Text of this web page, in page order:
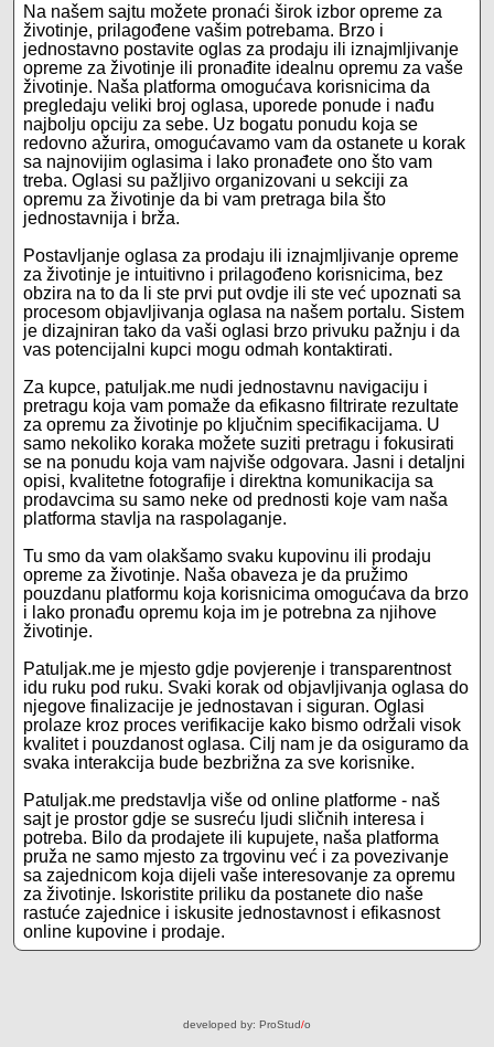
Na našem sajtu možete pronaći širok izbor opreme za
životinje, prilagođene vašim potrebama. Brzo i
jednostavno postavite oglas za prodaju ili iznajmljivanje
opreme za životinje ili pronađite idealnu opremu za vaše
životinje. Naša platforma omogućava korisnicima da
pregledaju veliki broj oglasa, uporede ponude i nađu
najbolju opciju za sebe. Uz bogatu ponudu koja se
redovno ažurira, omogućavamo vam da ostanete u korak
sa najnovijim oglasima i lako pronađete ono što vam
treba. Oglasi su pažljivo organizovani u sekciji za
opremu za životinje da bi vam pretraga bila što
jednostavnija i brža.
Postavljanje oglasa za prodaju ili iznajmljivanje opreme
za životinje je intuitivno i prilagođeno korisnicima, bez
obzira na to da li ste prvi put ovdje ili ste već upoznati sa
procesom objavljivanja oglasa na našem portalu. Sistem
je dizajniran tako da vaši oglasi brzo privuku pažnju i da
vas potencijalni kupci mogu odmah kontaktirati.
Za kupce, patuljak.me nudi jednostavnu navigaciju i
pretragu koja vam pomaže da efikasno filtrirate rezultate
za opremu za životinje po ključnim specifikacijama. U
samo nekoliko koraka možete suziti pretragu i fokusirati
se na ponudu koja vam najviše odgovara. Jasni i detaljni
opisi, kvalitetne fotografije i direktna komunikacija sa
prodavcima su samo neke od prednosti koje vam naša
platforma stavlja na raspolaganje.
Tu smo da vam olakšamo svaku kupovinu ili prodaju
opreme za životinje. Naša obaveza je da pružimo
pouzdanu platformu koja korisnicima omogućava da brzo
i lako pronađu opremu koja im je potrebna za njihove
životinje.
Patuljak.me je mjesto gdje povjerenje i transparentnost
idu ruku pod ruku. Svaki korak od objavljivanja oglasa do
njegove finalizacije je jednostavan i siguran. Oglasi
prolaze kroz proces verifikacije kako bismo održali visok
kvalitet i pouzdanost oglasa. Cilj nam je da osiguramo da
svaka interakcija bude bezbrižna za sve korisnike.
Patuljak.me predstavlja više od online platforme - naš
sajt je prostor gdje se susreću ljudi sličnih interesa i
potreba. Bilo da prodajete ili kupujete, naša platforma
pruža ne samo mjesto za trgovinu već i za povezivanje
sa zajednicom koja dijeli vaše interesovanje za opremu
za životinje. Iskoristite priliku da postanete dio naše
rastuće zajednice i iskusite jednostavnost i efikasnost
online kupovine i prodaje.
developed by: ProStud/o